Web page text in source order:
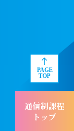
通信制課程
トップ